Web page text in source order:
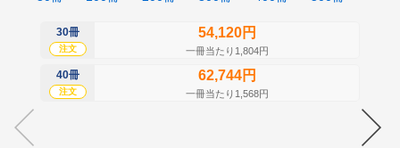
30冊
注文
54,120円
一冊当たり1,804円
40冊
注文
62,744円
一冊当たり1,568円